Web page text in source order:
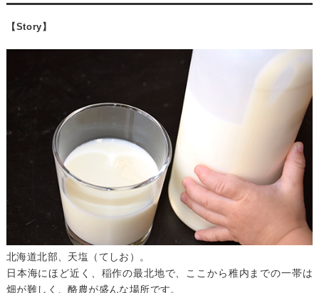
【Story】
北海道北部、天塩（てしお）。
日本海にほど近く、稲作の最北地で、ここから稚内までの一帯は
畑が難しく、酪農が盛んな場所です。